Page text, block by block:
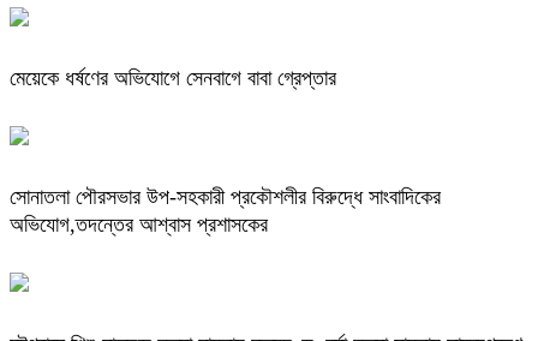
মেয়েকে ধর্ষণের অভিযোগে সেনবাগে বাবা গ্রেপ্তার
সোনাতলা পৌরসভার উপ-সহকারী প্রকৌশলীর বিরুদ্ধে সাংবাদিকের
অভিযোগ,তদন্তের আশ্বাস প্রশাসকের